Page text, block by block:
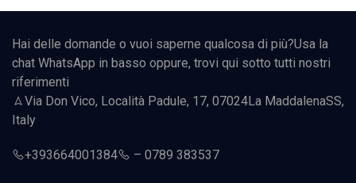
Hai delle domande o vuoi saperne qualcosa di più?Usa la
chat WhatsApp in basso oppure, trovi qui sotto tutti nostri
riferimenti
Via Don Vico, Località Padule, 17, 07024La MaddalenaSS,
Italy
+393664001384 – 0789 383537